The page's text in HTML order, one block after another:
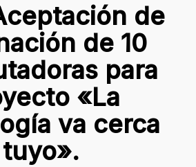
de
de 10
para
«La
va cerca
tuyo».